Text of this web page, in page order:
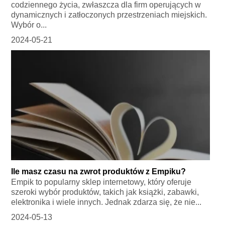
codziennego życia, zwłaszcza dla firm operujących w
dynamicznych i zatłoczonych przestrzeniach miejskich.
Wybór o...
2024-05-21
Ile masz czasu na zwrot produktów z Empiku?
Empik to popularny sklep internetowy, który oferuje
szeroki wybór produktów, takich jak książki, zabawki,
elektronika i wiele innych. Jednak zdarza się, że nie...
2024-05-13